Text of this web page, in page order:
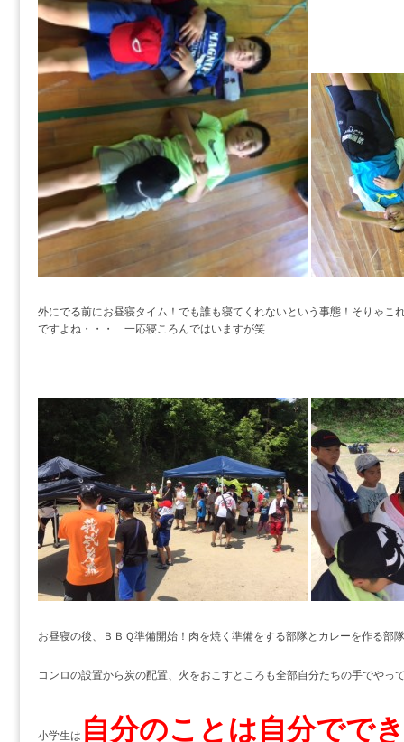
外にでる前にお昼寝タイム！でも誰も寝てくれないという事態！そりゃこ
ですよね・・・ 一応寝ころんではいますが笑
お昼寝の後、ＢＢＱ準備開始！肉を焼く準備をする部隊とカレーを作る部
コンロの設置から炭の配置、火をおこすところも全部自分たちの手でやっ
小学生は 自分のことは自分でで